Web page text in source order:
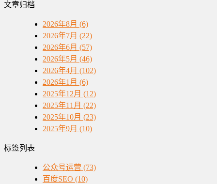
文章归档
2026年8月 (6)
2026年7月 (22)
2026年6月 (57)
2026年5月 (46)
2026年4月 (102)
2026年1月 (6)
2025年12月 (12)
2025年11月 (22)
2025年10月 (23)
2025年9月 (10)
标签列表
公众号运营 (73)
百度SEO (10)